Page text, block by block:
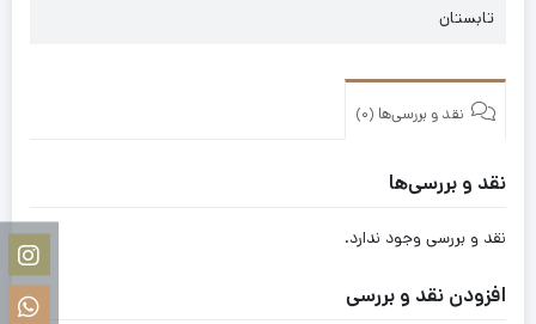
تابستان
نقد و بررسی‌ها (0)
نقد و بررسی‌ها
نقد و بررسی وجود ندارد.
افزودن نقد و بررسی